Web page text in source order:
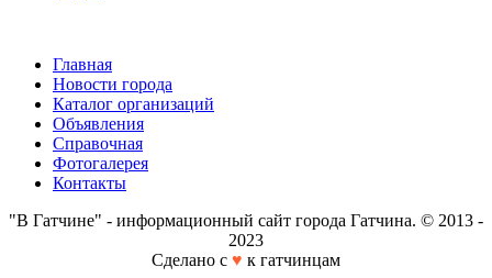
Главная
Новости города
Каталог организаций
Объявления
Справочная
Фотогалерея
Контакты
"В Гатчине" - информационный сайт города Гатчина. © 2013 -
2023
Сделано с ♥ к гатчинцам